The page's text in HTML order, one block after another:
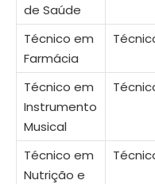
de Saúde
Técnico em
Farmácia
Técnico em
Instrumento
Musical
Técnico em
Nutrição e